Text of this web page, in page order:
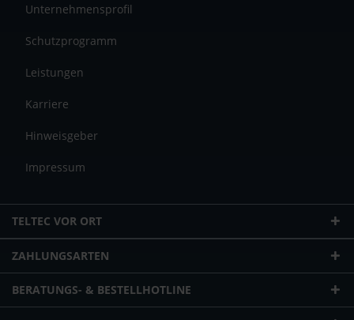
Unternehmensprofil
Schutzprogramm
Leistungen
Karriere
Hinweisgeber
Impressum
TELTEC VOR ORT
ZAHLUNGSARTEN
BERATUNGS- & BESTELLHOTLINE